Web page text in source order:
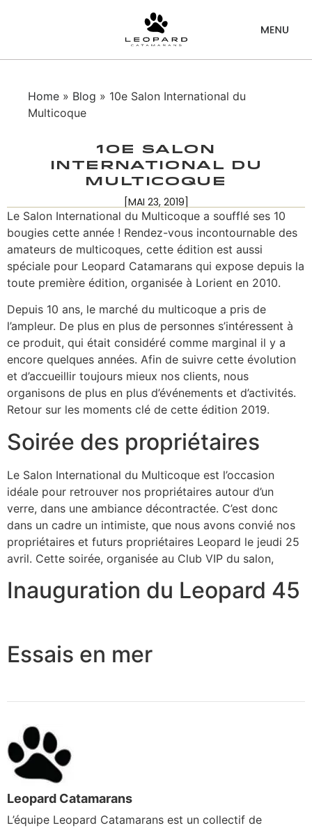
Home » Blog » 10e Salon International du
Multicoque
10e Salon
International du
Multicoque
[MAI 23, 2019]
Le Salon International du Multicoque a soufflé ses 10
bougies cette année ! Rendez-vous incontournable des
amateurs de multicoques, cette édition est aussi
spéciale pour Leopard Catamarans qui expose depuis la
toute première édition, organisée à Lorient en 2010.
Depuis 10 ans, le marché du multicoque a pris de
l’ampleur. De plus en plus de personnes s’intéressent à
ce produit, qui était considéré comme marginal il y a
encore quelques années. Afin de suivre cette évolution
et d’accueillir toujours mieux nos clients, nous
organisons de plus en plus d’événements et d’activités.
Retour sur les moments clé de cette édition 2019.
Soirée des propriétaires
Le Salon International du Multicoque est l’occasion
idéale pour retrouver nos propriétaires autour d’un
verre, dans une ambiance décontractée. C’est donc
dans un cadre un intimiste, que nous avons convié nos
propriétaires et futurs propriétaires Leopard le jeudi 25
avril. Cette soirée, organisée au Club VIP du salon,
Inauguration du Leopard 45
Essais en mer
Leopard Catamarans
L’équipe Leopard Catamarans est un collectif de